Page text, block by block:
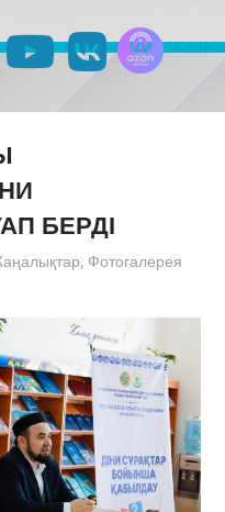
youtubevk
БЕРДІ
, Фотогалерея